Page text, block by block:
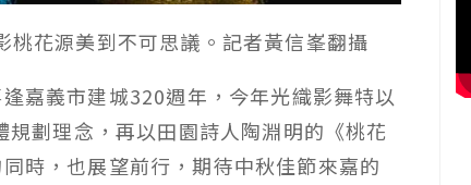
花源美到不可思議。記者黃信峯翻攝
嘉義市建城320週年，今年光織影舞特以
劃理念，再以田園詩人陶淵明的《桃花
時，也展望前行，期待中秋佳節來嘉的